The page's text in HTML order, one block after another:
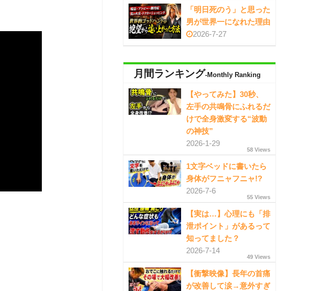
「明日死のう」と思った
男が世界一になれた理由
2026-7-27
月間ランキング-Monthly Ranking
【やってみた】30秒、
左手の共鳴骨にふれるだ
けで全身激変する“波動
の神技”
2026-1-29
58 Views
1文字ベッドに書いたら
身体がフニャフニャ!?
2026-7-6
55 Views
【実は…】心理にも「排
泄ポイント」があるって
知ってました？
2026-7-14
49 Views
【衝撃映像】長年の首痛
が改善して涙→意外すぎ